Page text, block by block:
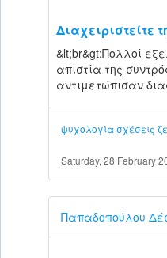
Διαχειριστείτε
&lt;br&gt;Πολλοί
απιστία της
αντιμετώπισαν
ψυχολογίασχέσεις
Saturday, 28 February
Παπαδοπούλου